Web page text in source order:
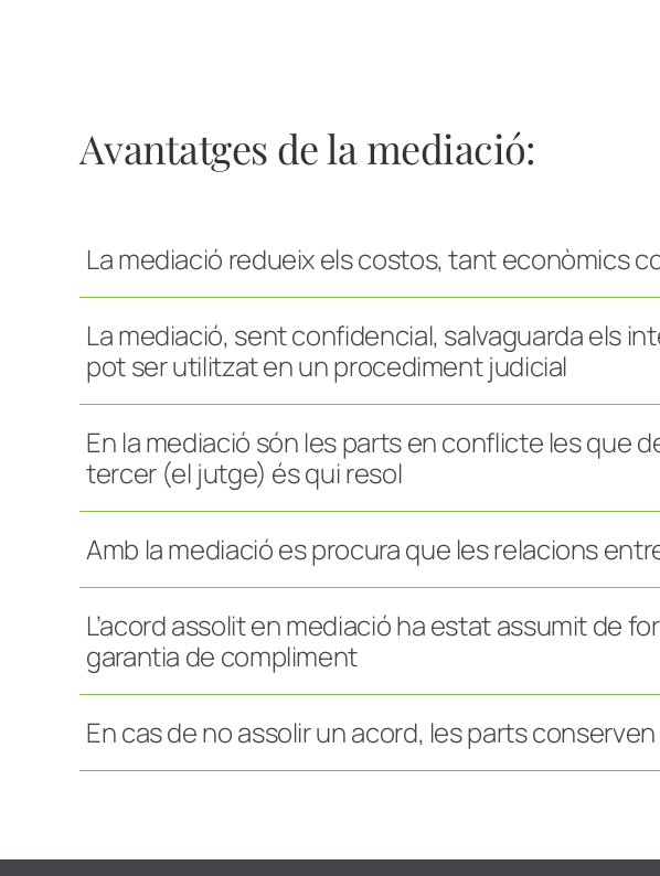
Avantatges de la mediació:
La mediació redueix els costos, tant econòmics
La mediació, sent confidencial, salvaguarda els
pot ser utilitzat en un procediment judicial
En la mediació són les parts en conflicte les que
tercer (el jutge) és qui resol
Amb la mediació es procura que les relacions
L’acord assolit en mediació ha estat assumit de
garantia de compliment
En cas de no assolir un acord, les parts